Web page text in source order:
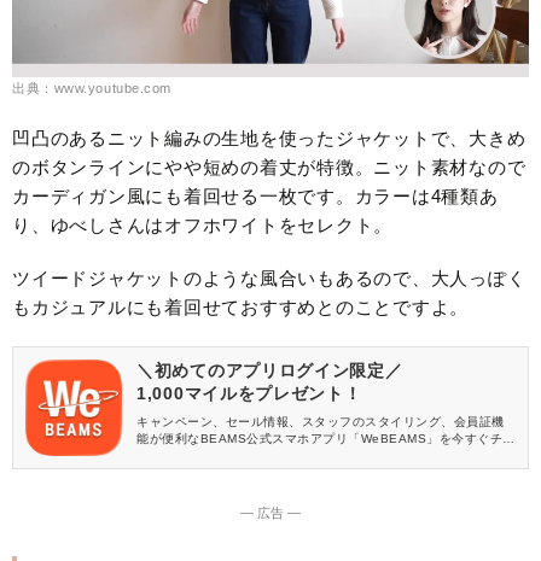
出典：www.youtube.com
凹凸のあるニット編みの生地を使ったジャケットで、大きめ
のボタンラインにやや短めの着丈が特徴。ニット素材なので
カーディガン風にも着回せる一枚です。カラーは4種類あ
り、ゆべしさんはオフホワイトをセレクト。
ツイードジャケットのような風合いもあるので、大人っぽく
もカジュアルにも着回せておすすめとのことですよ。
＼初めてのアプリログイン限定／
1,000マイルをプレゼント！
キャンペーン、セール情報、スタッフのスタイリング、会員証機
能が便利なBEAMS公式スマホアプリ「WeBEAMS」を今すぐチェ
― 広告 ―